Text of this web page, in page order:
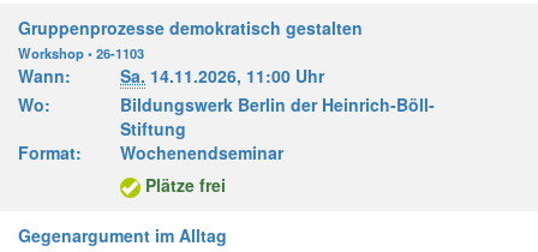
Gruppenprozesse demokratisch gestalten
Workshop • 26-1103
Wann: Sa. 14.11.2026, 11:00 Uhr
Wo:
Bildungswerk Berlin der Heinrich-Böll-
Stiftung
Format:
Wochenendseminar
Plätze frei
Gegenargument im Alltag